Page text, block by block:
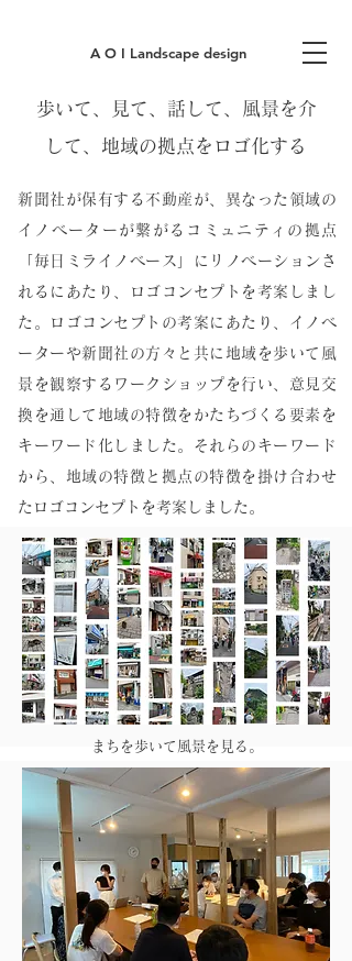
A O I Landscape design
歩いて、見て、話して、風景を介
して、地域の拠点をロゴ化する
新聞社が保有する不動産が、異なった領域の
イノベーターが繋がるコミュニティの拠点
「毎日ミライノベース」
に リノベーションさ
れるにあたり、ロゴコンセプトを考案しまし
た。
ロゴコンセプトの考案にあたり、イノベ
ーターや新聞社の方々と共に地域を歩いて風
景を観察する ワークショップを行い、意見交
換を通して地域の特徴をかたちづくる要素を
キーワード化しました。 それらのキーワード
から、地域の特徴と拠点の特徴を掛け合わせ
たロゴコンセプトを考案しました。
まちを歩いて風景を見る。